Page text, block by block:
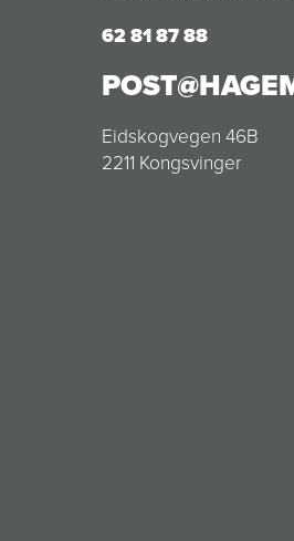
62 81 87 88
Eidskogvegen 46B
2211 Kongsvinger